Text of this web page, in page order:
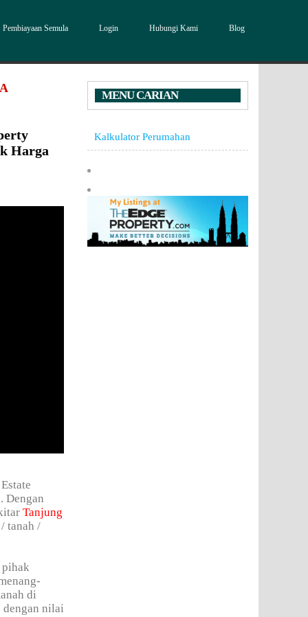
Pembiayaan Semula Login Hubungi Kami Blog
Harga
Dengan
Tanjung
tanah /
pihak
di
nilai
MENU CARIAN
Kalkulator Perumahan